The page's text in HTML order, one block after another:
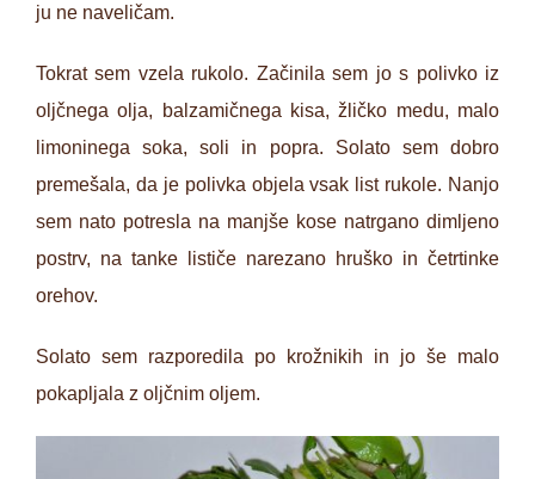
ju ne naveličam.
Tokrat sem vzela rukolo. Začinila sem jo s polivko iz
oljčnega olja, balzamičnega kisa, žličko medu, malo
limoninega soka, soli in popra. Solato sem dobro
premešala, da je polivka objela vsak list rukole. Nanjo
sem nato potresla na manjše kose natrgano dimljeno
postrv, na tanke lističe narezano hruško in četrtinke
orehov.
Solato sem razporedila po krožnikih in jo še malo
pokapljala z oljčnim oljem.